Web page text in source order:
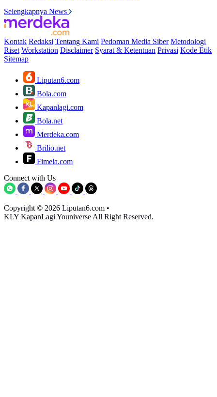
Selengkapnya News
Kontak Redaksi Tentang Kami Pedoman Media Siber Metodologi
Riset Workstation Disclaimer Syarat & Ketentuan Privasi Kode Etik
Sitemap
Liputan6.com
Bola.com
Kapanlagi.com
Bola.net
Merdeka.com
Brilio.net
Fimela.com
Connect with Us
Copyright © 2026 Liputan6.com •
KLY KapanLagi Youniverse All Right Reserved.